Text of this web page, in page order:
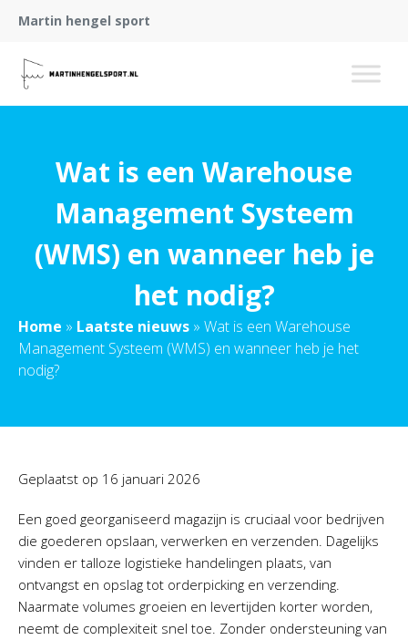
Martin hengel sport
Wat is een Warehouse
Management Systeem
(WMS) en wanneer heb je
het nodig?
Home » Laatste nieuws » Wat is een Warehouse
Management Systeem (WMS) en wanneer heb je het
nodig?
Geplaatst op 16 januari 2026
Een goed georganiseerd magazijn is cruciaal voor bedrijven
die goederen opslaan, verwerken en verzenden. Dagelijks
vinden er talloze logistieke handelingen plaats, van
ontvangst en opslag tot orderpicking en verzending.
Naarmate volumes groeien en levertijden korter worden,
neemt de complexiteit snel toe. Zonder ondersteuning van